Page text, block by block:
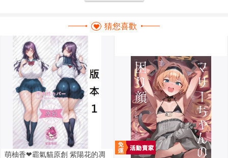
猜您喜歡
萌柚香❤霸氣貓原創 紫陽花的凋